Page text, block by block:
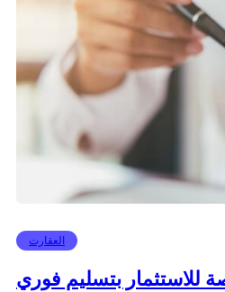
العقارت
للاستثمار بتسليم فوري